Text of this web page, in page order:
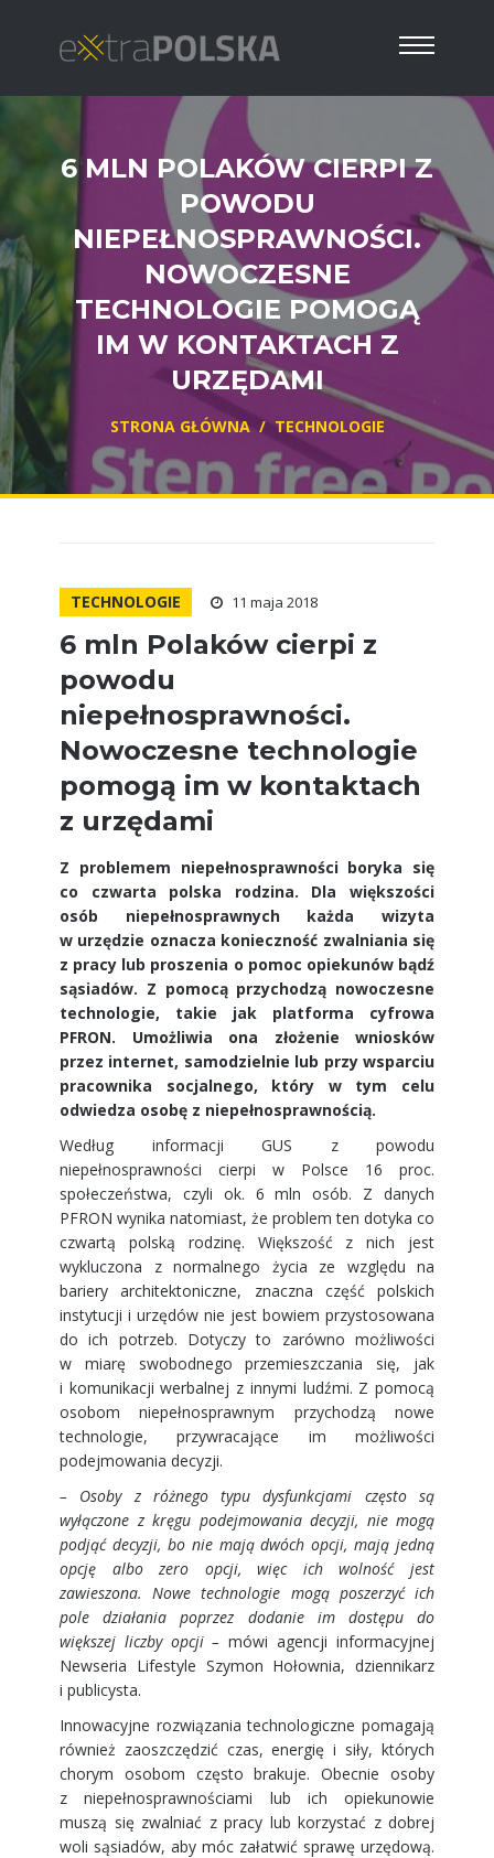
6 MLN POLAKÓW CIERPI Z
POWODU
NIEPEŁNOSPRAWNOŚCI.
NOWOCZESNE
TECHNOLOGIE POMOGĄ
IM W KONTAKTACH Z
URZĘDAMI
STRONA GŁÓWNA / TECHNOLOGIE
TECHNOLOGIE 11 maja 2018
6 mln Polaków cierpi z
powodu
niepełnosprawności.
Nowoczesne technologie
pomogą im w kontaktach
z urzędami
Z problemem niepełnosprawności boryka się
co czwarta polska rodzina. Dla większości
osób niepełnosprawnych każda wizyta
w urzędzie oznacza konieczność zwalniania się
z pracy lub proszenia o pomoc opiekunów bądź
sąsiadów. Z pomocą przychodzą nowoczesne
technologie, takie jak platforma cyfrowa
PFRON. Umożliwia ona złożenie wniosków
przez internet, samodzielnie lub przy wsparciu
pracownika socjalnego, który w tym celu
odwiedza osobę z niepełnosprawnością.
Według informacji GUS z powodu
niepełnosprawności cierpi w Polsce 16 proc.
społeczeństwa, czyli ok. 6 mln osób. Z danych
PFRON wynika natomiast, że problem ten dotyka co
czwartą polską rodzinę. Większość z nich jest
wykluczona z normalnego życia ze względu na
bariery architektoniczne, znaczna część polskich
instytucji i urzędów nie jest bowiem przystosowana
do ich potrzeb. Dotyczy to zarówno możliwości
w miarę swobodnego przemieszczania się, jak
i komunikacji werbalnej z innymi ludźmi. Z pomocą
osobom niepełnosprawnym przychodzą nowe
technologie, przywracające im możliwości
podejmowania decyzji.
– Osoby z różnego typu dysfunkcjami często są
wyłączone z kręgu podejmowania decyzji, nie mogą
podjąć decyzji, bo nie mają dwóch opcji, mają jedną
opcję albo zero opcji, więc ich wolność jest
zawieszona. Nowe technologie mogą poszerzyć ich
pole działania poprzez dodanie im dostępu do
większej liczby opcji – mówi agencji informacyjnej
Newseria Lifestyle Szymon Hołownia, dziennikarz
i publicysta.
Innowacyjne rozwiązania technologiczne pomagają
również zaoszczędzić czas, energię i siły, których
chorym osobom często brakuje. Obecnie osoby
z niepełnosprawnościami lub ich opiekunowie
muszą się zwalniać z pracy lub korzystać z dobrej
woli sąsiadów, aby móc załatwić sprawę urzędową.